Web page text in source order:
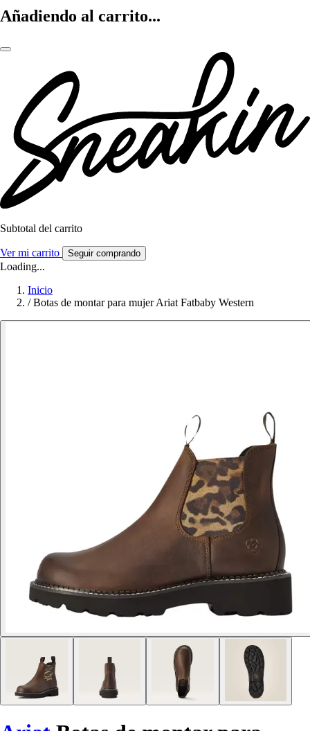
Añadiendo al carrito...
Subtotal del carrito
Ver mi carrito Seguir comprando
Loading...
Inicio
/ Botas de montar para mujer Ariat Fatbaby Western